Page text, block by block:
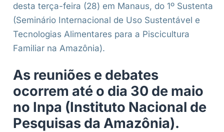
desta terça-feira (28) em Manaus, do 1º Sustenta
(Seminário Internacional de Uso Sustentável e
Tecnologias Alimentares para a Piscicultura
Familiar na Amazônia).
As reuniões e debates
ocorrem até o dia 30 de maio
no Inpa (Instituto Nacional de
Pesquisas da Amazônia).